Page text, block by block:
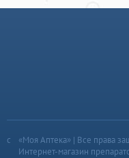
«Моя Аптека» | Все права
Интернет-магазин